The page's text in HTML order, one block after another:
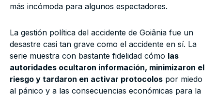
más incómoda para algunos espectadores.
La gestión política del accidente de Goiânia fue un
desastre casi tan grave como el accidente en sí. La
serie muestra con bastante fidelidad cómo las
autoridades ocultaron información, minimizaron el
riesgo y tardaron en activar protocolos por miedo
al pánico y a las consecuencias económicas para la